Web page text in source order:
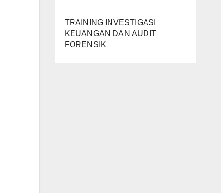
TRAINING INVESTIGASI
KEUANGAN DAN AUDIT
FORENSIK